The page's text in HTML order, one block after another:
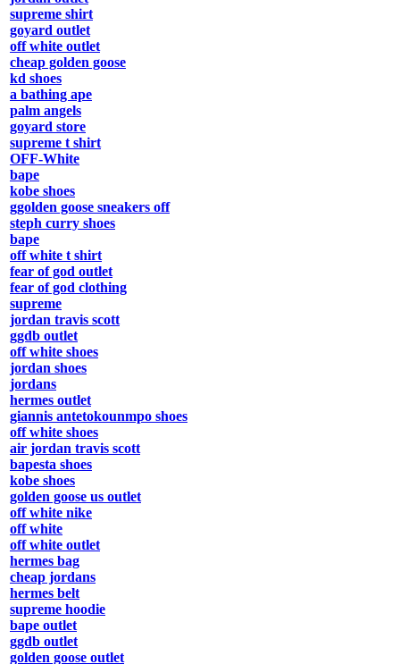
supreme shirt
goyard outlet
off white outlet
cheap golden goose
kd shoes
a bathing ape
palm angels
goyard store
supreme t shirt
OFF-White
bape
kobe shoes
ggolden goose sneakers off
steph curry shoes
bape
off white t shirt
fear of god outlet
fear of god clothing
supreme
jordan travis scott
ggdb outlet
off white shoes
jordan shoes
jordans
hermes outlet
giannis antetokounmpo shoes
off white shoes
air jordan travis scott
bapesta shoes
kobe shoes
golden goose us outlet
off white nike
off white
off white outlet
hermes bag
cheap jordans
hermes belt
supreme hoodie
bape outlet
ggdb outlet
golden goose outlet